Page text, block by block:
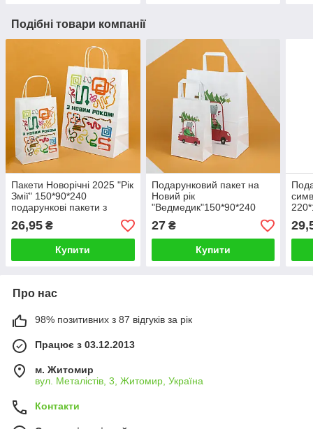
Подібні товари компанії
Пакети Новорічні 2025 "Рік
Змії" 150*90*240
подарункові пакети з
символікою на Новий рік
26,95 ₴
Купити
Подарунковий пакет на
Новий рік
"Ведмедик"150*90*240
Упаковка для новорічних
різдвяних подарунків з
ручками
27₴
Купити
Про нас
98% позитивних з 87 відгуків за рік
Працює з 03.12.2013
м. Житомир
вул. Металістів, 3, Житомир, Україна
Контакти